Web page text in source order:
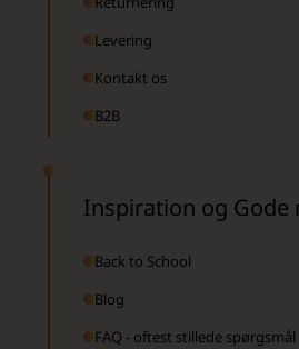
Levering
Kontakt os
B2B
Inspiration og Gode
Back to School
Blog
FAQ - oftest stillede spørgsmål